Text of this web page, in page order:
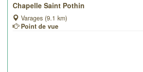
Chapelle Saint Pothin
Varages (9.1 km)
Point de vue